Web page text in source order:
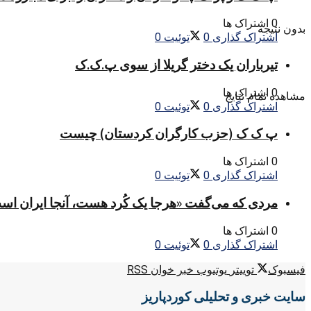
بدون نتیجه
مشاهده تمام نتایج
0 اشتراک ها
اشتراک گذاری 0 توئیت 0
تیرباران یک دختر گریلا از سوی پ.ک.ک
0 اشتراک ها
اشتراک گذاری 0 توئیت 0
پ ک ک (حزب کارگران کردستان) چیست
0 اشتراک ها
اشتراک گذاری 0 توئیت 0
مردی که می‌گفت «هرجا یک کُرد هست، آنجا ایران
0 اشتراک ها
اشتراک گذاری 0 توئیت 0
فیسبوک
توییتر یوتیوب خبر خوان RSS
سایت خبری و تحلیلی کوردپاریز